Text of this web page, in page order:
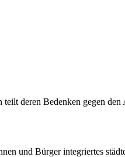
deren Bedenken gegen den
und Bürger integriertes